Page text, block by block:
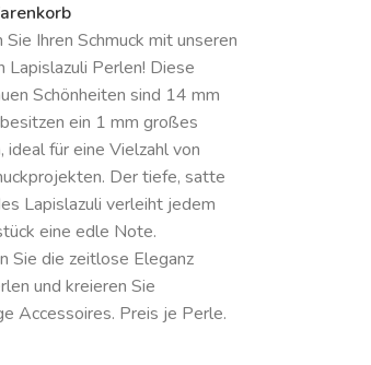
Ihren Schmuck mit unseren
Lapislazuli Perlen! Diese
Schönheiten sind 14 mm
ein 1 mm großes
ideal für eine Vielzahl von
Der tiefe, satte
Lapislazuli verleiht jedem
eine edle Note.
Sie die zeitlose Eleganz
und kreieren Sie
Accessoires. Preis je Perle.